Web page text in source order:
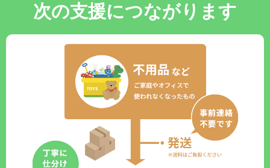
次の支援につながります